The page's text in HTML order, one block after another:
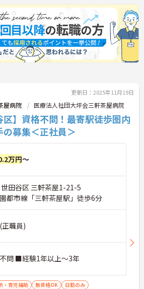
更新日：2025年11月19日
屋病院 医療法人社団大坪会三軒茶屋病院
区】資格不問！最寄駅徒歩圏内
募集＜正社員＞
万円～
田谷区 三軒茶屋1-21-5
都市線「三軒茶屋駅」徒歩6分
職員)
問 ■経験1年以上～3年
・育児補助 無資格OK
日勤のみ